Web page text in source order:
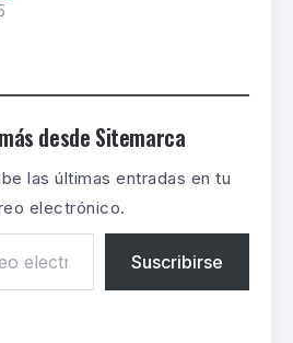
desde Sitemarca
las últimas entradas en tu
electrónico.
Suscribirse